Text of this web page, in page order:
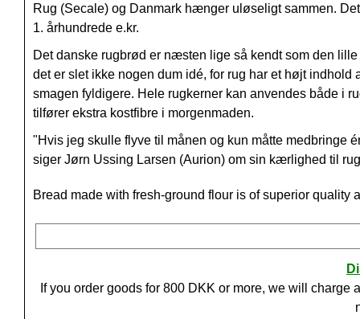
Rug (Secale) og Danmark hænger uløseligt sammen.
1. århundrede e.kr.
Det danske rugbrød er næsten lige så kendt som den
det er slet ikke nogen dum idé, for rug har et højt
smagen fyldigere. Hele rugkerner kan anvendes både i
tilfører ekstra kostfibre i morgenmaden.
"Hvis jeg skulle flyve til månen og kun måtte medbringe
siger Jørn Ussing Larsen (Aurion) om sin kærlighed til
Bread made with fresh-ground flour is of superior
If you order goods for800 DKK or more, we will charge